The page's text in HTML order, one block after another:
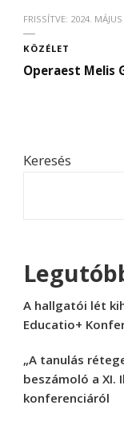
FRISSÍTVE: 2024. MÁJUS
KÖZÉLET
Operaest Melis
Keresés
A hallgatói lét
Educatio+
„A tanulás
beszámoló a XI.
konferenciáról